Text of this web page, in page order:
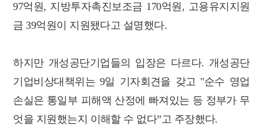
97억원, 지방투자촉진보조금 170억원, 고용유지지원
금 39억원이 지원됐다고 설명했다.
하지만 개성공단기업들의 입장은 다르다. 개성공단
기업비상대책위는 9일 기자회견을 갖고 "순수 영업
손실은 통일부 피해액 산정에 빠져있는 등 정부가 무
엇을 지원했는지 이해할 수 없다”고 주장했다.